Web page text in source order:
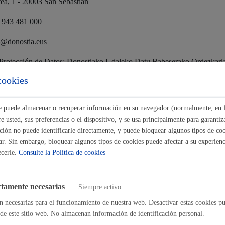
Desarrollo
Igualdad, derechos
481 000
de Datos: Donostiako Udaleko Datu Babeserako
personal de los datos personales relacionados con la
se conservarán de acuerdo con la normativa de archivo
posibles infracciones relacionadas con el tratamiento.
Misión realizada en interés público o ejercicio de poderes
del representante legal. -Artículo 6.1.a) RGPD,
Instituciones Locales de Euskadi. -Artículos 17.1.28) y 36) de la
almacenar o recuperar información en su navegador (normalmente, en
usted, sus preferencias o el dispositivo, y se usa principalmente para
no puede identificarle directamente, y puede bloquear algunos tipos de
Sin embargo, bloquear algunos tipos de cookies puede afectar a su
Consulte la Política de cookies
necesarias Siempre activo
necesarias para el funcionamiento de nuestra web. Desactivar estas cookies
este sitio web. No almacenan información de identificación personal.